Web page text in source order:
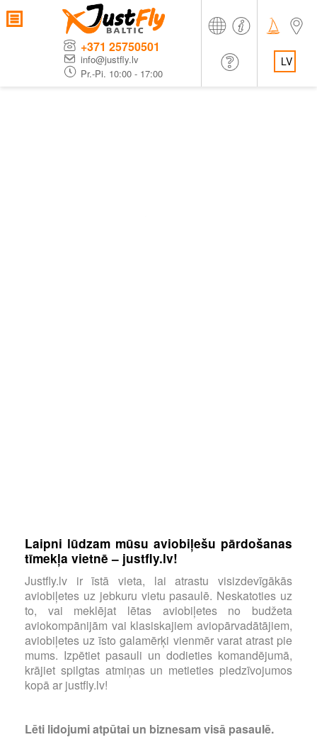
+371 25750501
info@justfly.lv
Pr.-Pi. 10:00 - 17:00
LV
Laipni lūdzam mūsu aviobiļešu pārdošanas
tīmekļa vietnē – justfly.lv!
Justfly.lv ir īstā vieta, lai atrastu visizdevīgākās
aviobiļetes uz jebkuru vietu pasaulē. Neskatoties uz
to, vai meklējat lētas aviobiļetes no budžeta
aviokompānijām vai klasiskajiem aviopārvadātājiem,
aviobiļetes uz īsto galamērķi vienmēr varat atrast pie
mums. Izpētiet pasauli un dodieties komandējumā,
krājiet spilgtas atmiņas un metieties piedzīvojumos
kopā ar justfly.lv!
Lēti lidojumi atpūtai un biznesam visā pasaulē.